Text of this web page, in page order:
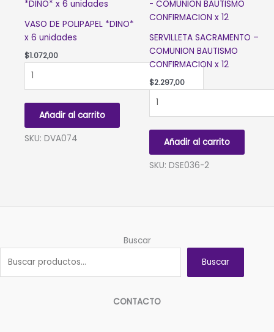
unidades
cantidad
VASO DE POLIPAPEL *DINO*
x 6 unidades
$1.072,00
DE
*DINO*
6
Añadir al carrito
SKU: DVA074
SERVILLETA SACRAMENTO –
COMUNION BAUTISMO
CONFIRMACION x 12
$2.297,00
SACRAMENTO
COMUNION
BAUTISMO
CONFIRMACION
Añadir al carrito
SKU: DSE036-2
Buscar
Buscar
CONTACTO